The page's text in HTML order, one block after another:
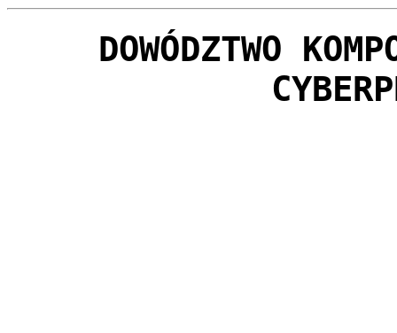
DOWÓDZTWO